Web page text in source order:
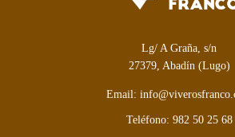
Lg/ A Graña, s/n
27379, Abadín (Lugo)
Email:
Teléfono: 982 50 25 68